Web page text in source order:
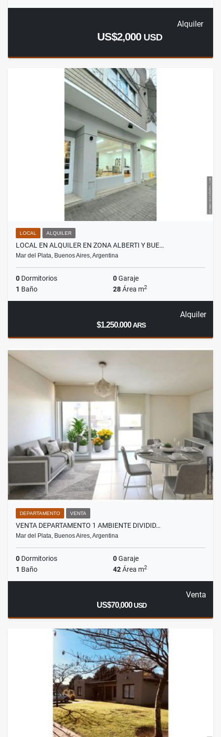
Alquiler
US$2,000 USD
LOCAL ALQUILER
LOCAL EN ALQUILER EN ZONA ALBERTI Y BUE…
Mar del Plata, Buenos Aires, Argentina
0 Dormitorios 0Garaje
1 Baño 28Área m2
Alquiler
$1.250.000ARS
DEPARTAMENTO VENTA
VENTA DEPARTAMENTO 1 AMBIENTE DIVIDID…
Mar del Plata, Buenos Aires, Argentina
0 Dormitorios 0Garaje
1 Baño 42Área m2
Venta
US$70,000USD